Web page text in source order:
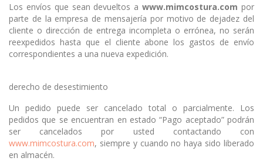
Los envíos que sean devueltos awww.mimcostura.com por
parte de la empresa de mensajería por motivo de dejadez del
cliente o dirección de entrega incompleta o errónea, no serán
reexpedidos hasta que el cliente abone los gastos de envío
correspondientes a una nueva expedición.
derecho de desestimiento
Un pedido puede ser cancelado total o parcialmente. Los
pedidos que se encuentran en estado “Pago aceptado” podrán
ser cancelados por usted contactando con
www.mimcostura.com, siempre y cuando no haya sido liberado
en almacén.